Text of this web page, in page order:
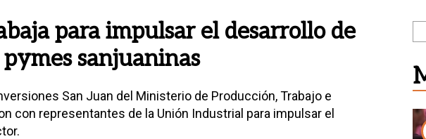
para impulsar el desarrollo de
sanjuaninas
San Juan del Ministerio de Producción, Trabajo e
con representantes de la Unión Industrial para impulsar el